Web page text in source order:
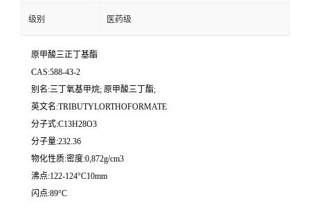
级别 医药级
原甲酸三正丁基酯
CAS:588-43-2
别名:三丁氧基甲烷; 原甲酸三丁酯;
英文名:TRIBUTYLORTHOFORMATE
分子式:C13H28O3
分子量:232.36
物化性质:密度:0,872g/cm3
沸点:122-124°C10mm
闪点:89°C